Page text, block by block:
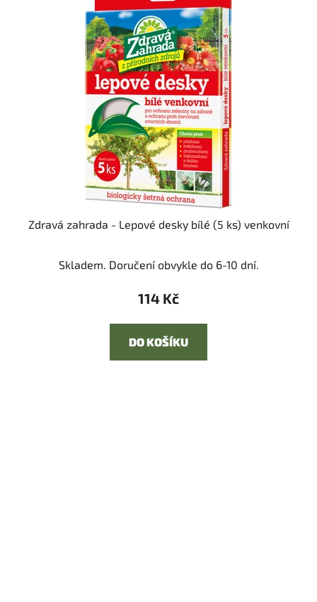
Zdravá zahrada - Lepové desky bílé (5 ks) venkovní
Skladem. Doručení obvykle do 6-10 dní.
114 Kč
DO KOŠÍKU